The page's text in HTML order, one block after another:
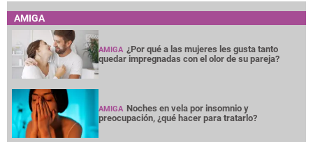
AMIGA
AMIGA ¿Por qué a las mujeres les gusta tanto
quedar impregnadas con el olor de su pareja?
AMIGA Noches en vela por insomnio y
preocupación, ¿qué hacer para tratarlo?